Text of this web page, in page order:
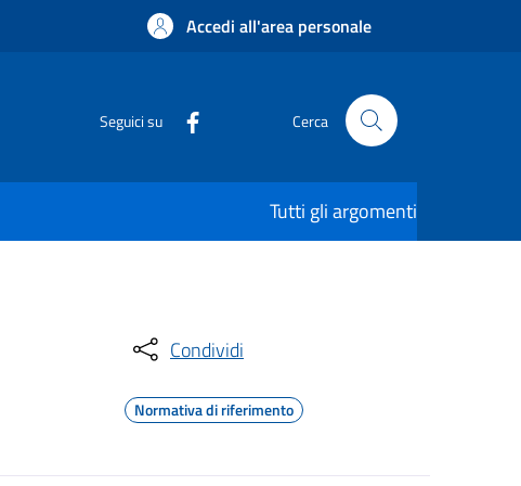
Accedi all'area personale
Seguici su Cerca
Tutti gli argomenti
Condividi
Normativa di riferimento